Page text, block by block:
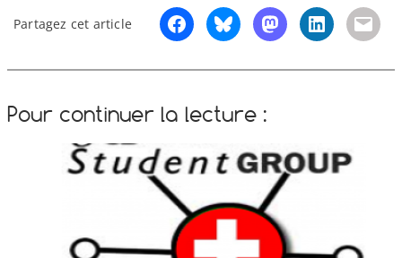
Partagez cet article
Pour continuer la lecture :